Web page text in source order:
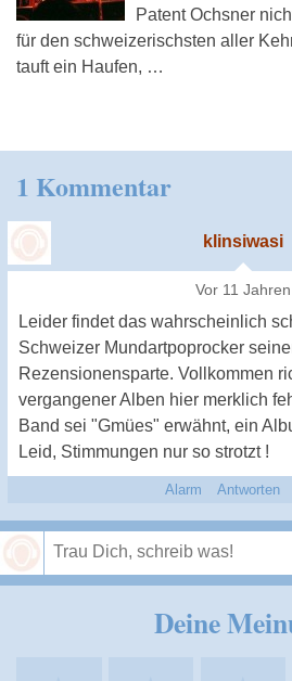
Patent Ochsner
für den schweizerischsten aller
tauft ein Haufen, …
1 Kommentar
klinsiwasi
Vor 11 Jahren
Leider findet das wahrscheinlich
Schweizer Mundartpoprocker
Rezensionensparte. Vollkommen
vergangener Alben hier merklich
Band sei "Gmües" erwähnt, ein
Leid, Stimmungen nur so strotzt !
Alarm Antworten
Deine